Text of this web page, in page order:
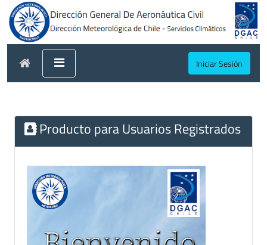
Iniciar Sesión
Producto para Usuarios Registrados